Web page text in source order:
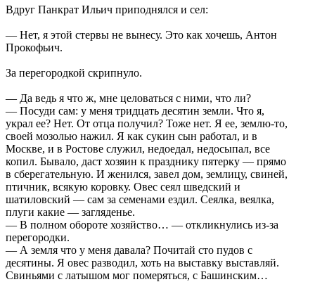
Вдруг Панкрат Ильич приподнялся и сел:
— Нет, я этой стервы не вынесу. Это как хочешь, Антон
Прокофьич.
За перегородкой скрипнуло.
— Да ведь я что ж, мне целоваться с ними, что ли?
— Посуди сам: у меня тридцать десятин земли. Что я,
украл ее? Нет. От отца получил? Тоже нет. Я ее, землю-то,
своей мозолью нажил. Я как сукин сын работал, и в
Москве, и в Ростове служил, недоедал, недосыпал, все
копил. Бывало, даст хозяин к празднику пятерку — прямо
в сберегательную. И женился, завел дом, землицу, свиней,
птичник, всякую коровку. Овес сеял шведский и
шатиловский — сам за семенами ездил. Сеялка, веялка,
плуги какие — загляденье.
— В полном обороте хозяйство… — откликнулись из-за
перегородки.
— А земля что у меня давала? Почитай сто пудов с
десятины. Я овес разводил, хоть на выставку выставляй.
Свиньями с латышом мог померяться, с Башинским…